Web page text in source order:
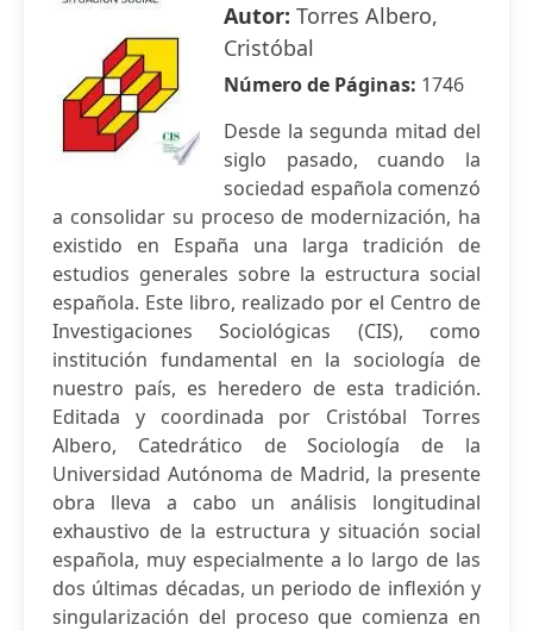
Autor: Torres Albero,
Cristóbal
Número de Páginas: 1746
Desde la segunda mitad del
siglo pasado, cuando la
sociedad española comenzó
a consolidar su proceso de modernización, ha
existido en España una larga tradición de
estudios generales sobre la estructura social
española. Este libro, realizado por el Centro de
Investigaciones Sociológicas (CIS), como
institución fundamental en la sociología de
nuestro país, es heredero de esta tradición.
Editada y coordinada por Cristóbal Torres
Albero, Catedrático de Sociología de la
Universidad Autónoma de Madrid, la presente
obra lleva a cabo un análisis longitudinal
exhaustivo de la estructura y situación social
española, muy especialmente a lo largo de las
dos últimas décadas, un periodo de inflexión y
singularización del proceso que comienza en